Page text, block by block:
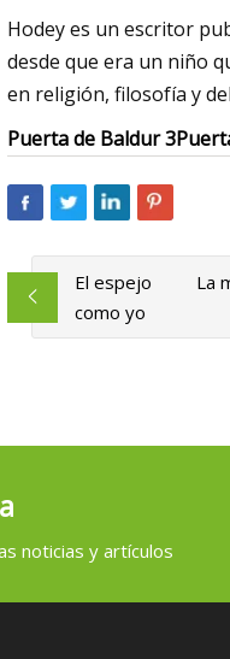
Hodey es un escritor
desde que era un niño
en religión, filosofía y
Puerta de Baldur 3
El espejo
como yo
La
noticias y artículos